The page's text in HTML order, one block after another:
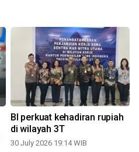
BI perkuat kehadiran rupiah
di wilayah 3T
30 July 2026 19:14 WIB